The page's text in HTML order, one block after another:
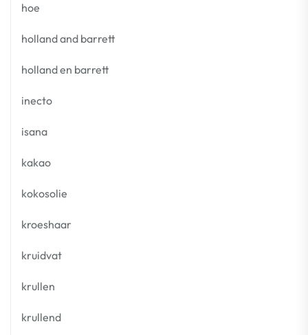
hoe
holland and barrett
holland en barrett
inecto
isana
kakao
kokosolie
kroeshaar
kruidvat
krullen
krullend